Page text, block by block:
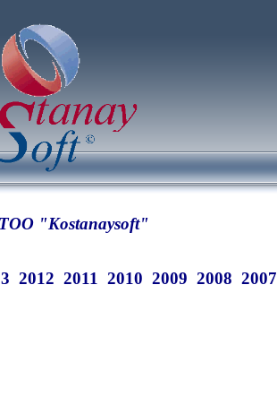
"Kostanaysoft"
2012 2011 2010 2009 2008 2007